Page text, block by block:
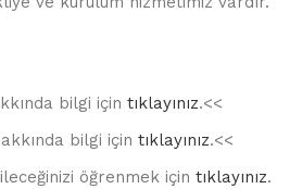
bilgi için tıklayınız.<<
bilgi için tıklayınız.<<
öğrenmek için tıklayınız.